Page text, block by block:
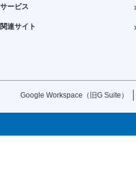
サービス
関連サイト
Google Workspace（旧G Suite）